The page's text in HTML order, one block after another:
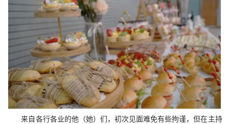
来自各行各业的他（她）们，初次见面难免有些拘谨，但在主持